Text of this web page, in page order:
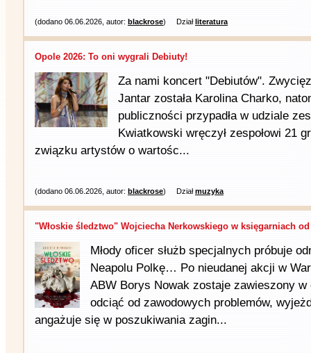
(dodano 06.06.2026, autor: blackrose) Działliteratura
Opole 2026: To oni wygrali Debiuty!
Za nami koncert "Debiutów".
Jantar została Karolina Charko,
publiczności przypadła w udziale
Kwiatkowski wręczył zespołowi 21
związku artystów o wartośc...
(dodano 06.06.2026, autor: blackrose) Działmuzyka
"Włoskie śledztwo" Wojciecha Nerkowskiego w księgarniach
Młody oficer służb specjalnych próbuje
Neapolu Polkę… Po nieudanej akcji w
ABW Borys Nowak zostaje zawieszony
odciąć od zawodowych problemów,
angażuje się w poszukiwania zagin...